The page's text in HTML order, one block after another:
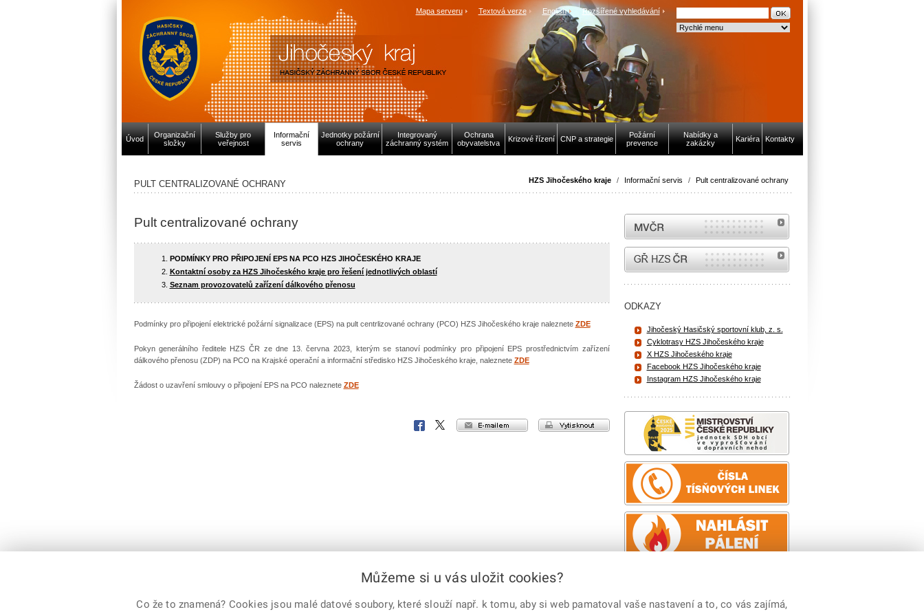
Mapa serveru Textová verze English Rozšířené vyhledávání
Úvod
Organizační
složky
Služby pro
veřejnost
Informační
servis
Jednotky požární
ochrany
Integrovaný
záchranný systém
Ochrana
obyvatelstva
Krizové řízení CNP a strategie
Požární
prevence
Nabídky a
zakázky
Kariéra Kontakty
HZS Jihočeského kraje / Informační servis / Pult centralizované ochrany
PULT CENTRALIZOVANÉ OCHRANY
Pult centralizované ochrany
PODMÍNKY PRO PŘIPOJENÍ EPS NA PCO HZS JIHOČESKÉHO KRAJE
Kontaktní osoby za HZS Jihočeského kraje pro řešení jednotlivých oblastí
Seznam provozovatelů zařízení dálkového přenosu
Podmínky pro připojení elektrické požární signalizace (EPS) na pult centrlizované ochrany (PCO) HZS Jihočeského kraje naleznete ZDE
Pokyn generálního ředitele HZS ČR ze dne 13. června 2023, kterým se stanoví podmínky pro připojení EPS prostřednictvím zařízení
dálkového přenosu (ZDP) na PCO na Krajské operační a informační středisko HZS Jihočeského kraje, naleznete ZDE
Žádost o uzavření smlouvy o připojení EPS na PCO naleznete ZDE
vytisknout
e-mailem
X
Facebook
MVČR
internetové stránky Hasiči ČR
ODKAZY
Jihočeský Hasičský sportovní klub, z. s.
Cyklotrasy HZS Jihočeského kraje
X HZS Jihočeského kraje
Facebook HZS Jihočeského kraje
Instagram HZS Jihočeského kraje
Můžeme si u vás uložit cookies?
Co že to znamená? Cookies jsou malé datové soubory, které slouží např. k tomu, aby si web pamatoval vaše nastavení a to, co vás zajímá,